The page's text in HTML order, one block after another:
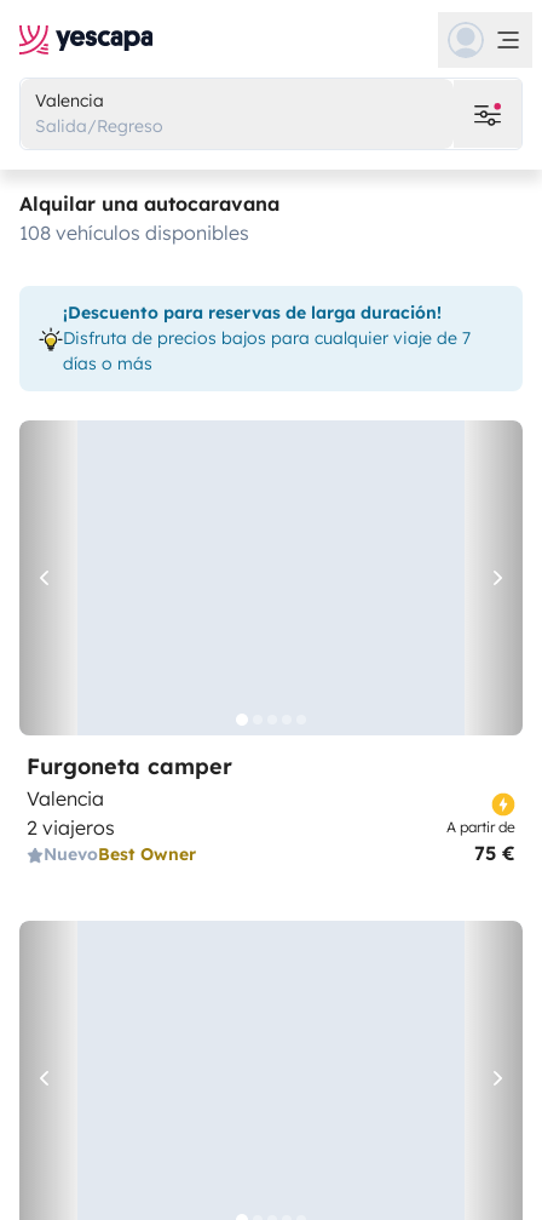
Valencia
Salida/Regreso
Alquilar una autocaravana
108 vehículos disponibles
¡Descuento para reservas de larga duración!
Disfruta de precios bajos para cualquier viaje de 7
días o más
Furgoneta camper
Valencia
2 viajeros
NuevoBest Owner
A partir de
75 €